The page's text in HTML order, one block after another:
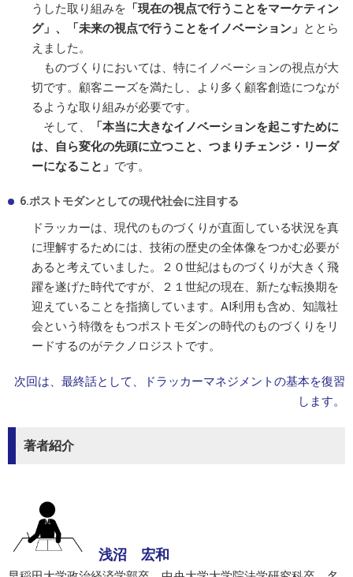
うした取り組みを 「現在の視点で行うことをマーケティン
グ」、「未来の視点で行うことをイノベーション」 ととら
えました。
ものづくりにおいては、特にイノベーションの視点が大
切です。顧客ニーズを満たし、より多く顧客創造につなが
るような取り組みが必要です。
そして、
「本当に大きなイノベーションを起こすために
は、自ら変化の先頭に立つこと、つまりチェンジ・リーダ
ーになること」 です。
6.ポストモダンとしての現代社会に注目する
ドラッカーは、現代のものづくりが直面している状況を真
に理解するためには、技術の歴史の全体像をつかむ必要が
あると考えていました。２０世紀はものづくりが大きく飛
躍を遂げた時代ですが、２１世紀の現在、新たな転換期を
迎えていることを指摘しています。AI利用も含め、知識社
会という特徴をもつポストモダンの時代のものづくりをリ
ードするのがテクノロジストです。
次回は、最終話として、ドラッカーマネジメントの基本を復習
します。
著者紹介
浅沼 宏和